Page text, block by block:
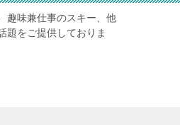
趣味兼仕事のスキー、他
題をご提供しておりま